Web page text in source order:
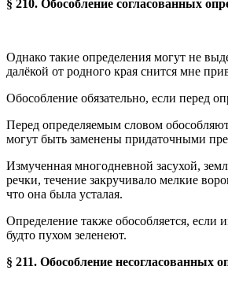
§ 210. Обособление согласованных
Однако такие определения могут не
далёкой от родного края снится мне
Обособление обязательно, если перед
Перед определяемым словом
могут быть заменены придаточными
Измученная многодневной засухой,
речки, течение закручивало мелкие
что она была усталая.
Определение также обособляется, если
будто пухом зеленеют.
§ 211. Обособление несогласованных